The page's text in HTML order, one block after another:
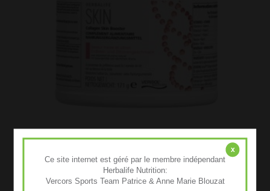
x
Ce site internet est géré par le membre indépendant
Herbalife Nutrition:
Vercors Sports Team Patrice & Anne Marie Blouzat